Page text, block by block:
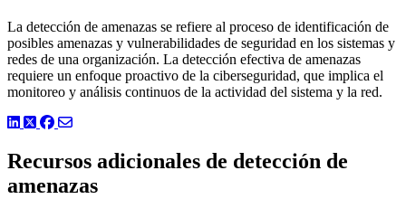
La detección de amenazas se refiere al proceso de identificación de
posibles amenazas y vulnerabilidades de seguridad en los sistemas y
redes de una organización. La detección efectiva de amenazas
requiere un enfoque proactivo de la ciberseguridad, que implica el
monitoreo y análisis continuos de la actividad del sistema y la red.
LinkedIn
TwitterFacebook
Recursos adicionales de detección de
amenazas